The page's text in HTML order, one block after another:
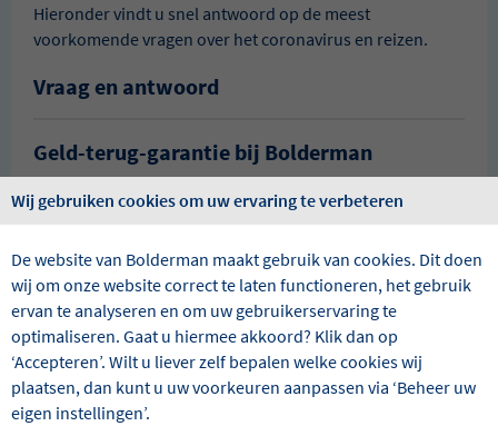
Hieronder vindt u snel antwoord op de meest
voorkomende vragen over het coronavirus en reizen.
Vraag en antwoord
Geld-terug-garantie bij Bolderman
Wanneer geldt de geld-terug-garantie?
Welke voorwaarden heeft de geld-terug-garantie?
PCR-test
PCR test of antigeen test via Coronatest2travel
Wij gebruiken cookies om uw ervaring te verbeteren
De website van Bolderman maakt gebruik van cookies. Dit doen
wij om onze website correct te laten functioneren, het gebruik
ervan te analyseren en om uw gebruikerservaring te
optimaliseren. Gaat u hiermee akkoord? Klik dan op
‘Accepteren’. Wilt u liever zelf bepalen welke cookies wij
plaatsen, dan kunt u uw voorkeuren aanpassen via ‘Beheer uw
eigen instellingen’.